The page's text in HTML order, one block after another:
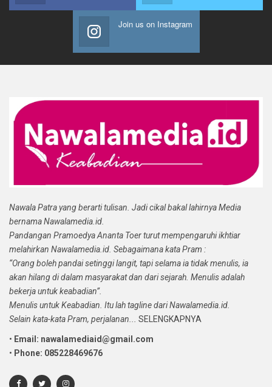
Join us on Instagram
Nawala Patra yang berarti tulisan. Jadi cikal bakal lahirnya Media
bernama Nawalamedia.id.
Pandangan Pramoedya Ananta Toer turut mempengaruhi ikhtiar
melahirkan Nawalamedia.id. Sebagaimana kata Pram :
“Orang boleh pandai setinggi langit, tapi selama ia tidak menulis, ia
akan hilang di dalam masyarakat dan dari sejarah. Menulis adalah
bekerja untuk keabadian”.
Menulis untuk Keabadian. Itu lah tagline dari Nawalamedia.id.
Selain kata-kata Pram, perjalanan...
SELENGKAPNYA
• Email: nawalamediaid@gmail.com
• Phone: 085228469676